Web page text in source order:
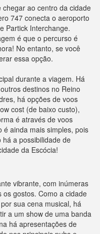
ao centro da cidade
747 conecta o aeroporto
Partick Interchange.
é que o percurso é
No entanto, se você
essa opção.
durante a viagem. Há
destinos no Reino
há opções de voos
cost (de baixo custo),
é através de voos
é ainda mais simples, pois
a possibilidade de
da Escócia!
vibrante, com inúmeras
gostos. Como a cidade
sua cena musical, há
a um show de uma banda
há apresentações de